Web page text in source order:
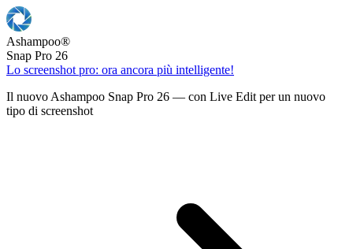
Ashampoo®
Snap Pro 26
Lo screenshot pro: ora ancora più intelligente!
Il nuovo Ashampoo Snap Pro 26 — con Live Edit per un nuovo
tipo di screenshot